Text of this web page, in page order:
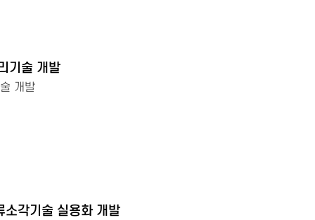
기술 개발
개발
소각기술 실용화 개발